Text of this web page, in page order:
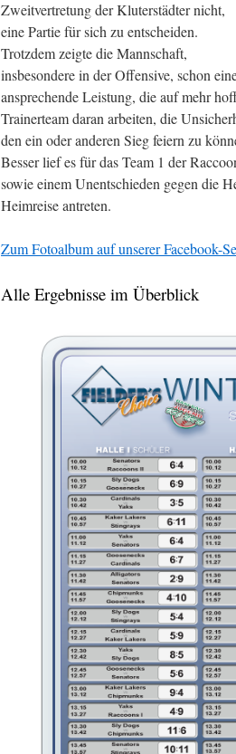
Zweitvertretung der Kluterstädter nicht,
eine Partie für sich zu entscheiden.
Trotzdem zeigte die Mannschaft,
insbesondere in der Offensive, schon
ansprechende Leistung, die auf mehr
Trainerteam daran arbeiten, die
den ein oder anderen Sieg feiern zu
Besser lief es für das Team 1 der
sowie einem Unentschieden gegen die
Heimreise antreten.
Zum Fotoalbum auf unserer Facebook-
Alle Ergebnisse im Überblick